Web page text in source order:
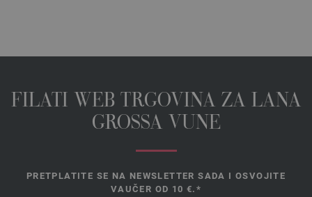
FILATI WEB TRGOVINA ZA LANA
GROSSA VUNE
PRETPLATITE SE NA NEWSLETTER SADA I OSVOJITE
VAUČER OD 10 €.*